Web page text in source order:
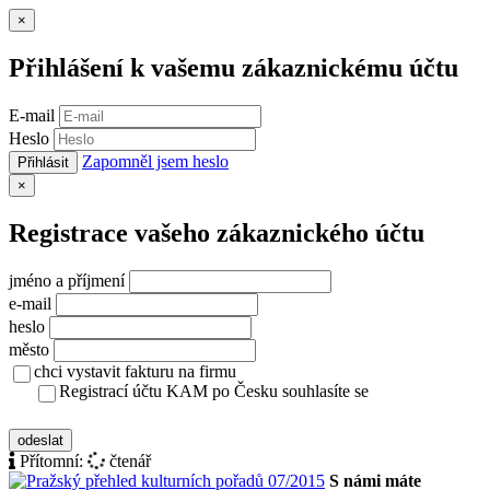
×
Přihlášení k vašemu zákaznickému účtu
E-mail
Heslo
Přihlásit Zapomněl jsem heslo
×
Registrace vašeho zákaznického účtu
jméno a příjmení
e-mail
heslo
město
chci vystavit fakturu na firmu
Registrací účtu KAM po Česku souhlasíte se
odeslat
Přítomní:
čtenář
S námi máte